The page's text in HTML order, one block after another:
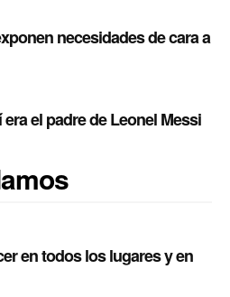
necesidades de cara a
el padre de Leonel Messi
en todos los lugares y en